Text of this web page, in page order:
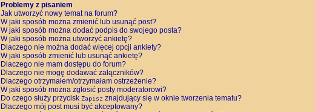
Problemy z pisaniem
Jak utworzyć nowy temat na forum?
W jaki sposób można zmienić lub usunąć post?
W jaki sposób można dodać podpis do swojego posta?
W jaki sposób można utworzyć ankietę?
Dlaczego nie można dodać więcej opcji ankiety?
W jaki sposób zmienić lub usunąć ankietę?
Dlaczego nie mam dostępu do forum?
Dlaczego nie mogę dodawać załączników?
Dlaczego otrzymałem/otrzymałam ostrzeżenie?
W jaki sposób można zgłosić posty moderatorowi?
Do czego służy przycisk Zapisz znajdujący się w oknie tworzenia tematu?
Dlaczego mój post musi być akceptowany?